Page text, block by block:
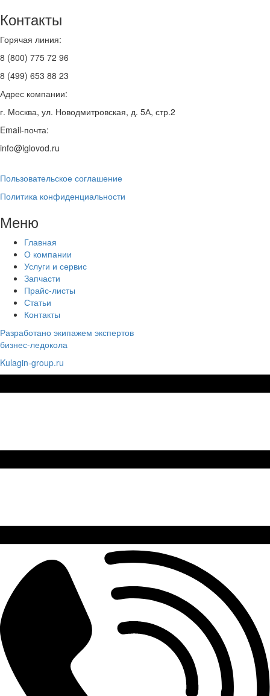
Контакты
Горячая линия:
8 (800) 775 72 96
8 (499) 653 88 23
Адрес компании:
г. Москва, ул. Новодмитровская, д. 5А, стр.2
Email-почта:
info@iglovod.ru
Пользовательское соглашение
Политика конфиденциальности
Меню
Главная
О компании
Услуги и сервис
Запчасти
Прайс-листы
Статьи
Контакты
Разработано экипажем экспертов
бизнес-ледокола
Kulagin-group.ru